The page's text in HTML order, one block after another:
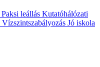
Paksi leállás Kutatóhálózati
Vízszintszabályozás Jó iskola